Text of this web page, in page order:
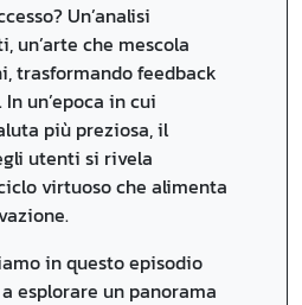
Un’analisi
un’arte che mescola
trasformando feedback
un’epoca in cui
più preziosa, il
utenti si rivela
virtuoso che alimenta
in questo episodio
esplorare un panorama